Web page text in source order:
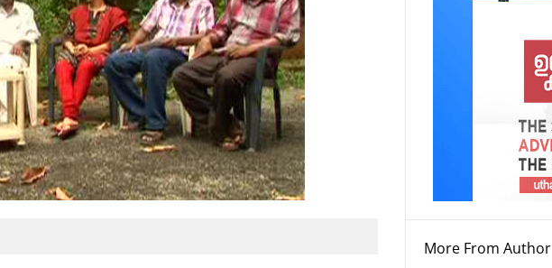
More From Author